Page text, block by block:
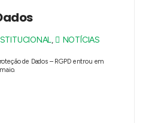
, NOTÍCIAS
de Dados – RGPD entrou em